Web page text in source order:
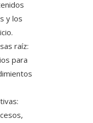
y los
raíz:
para